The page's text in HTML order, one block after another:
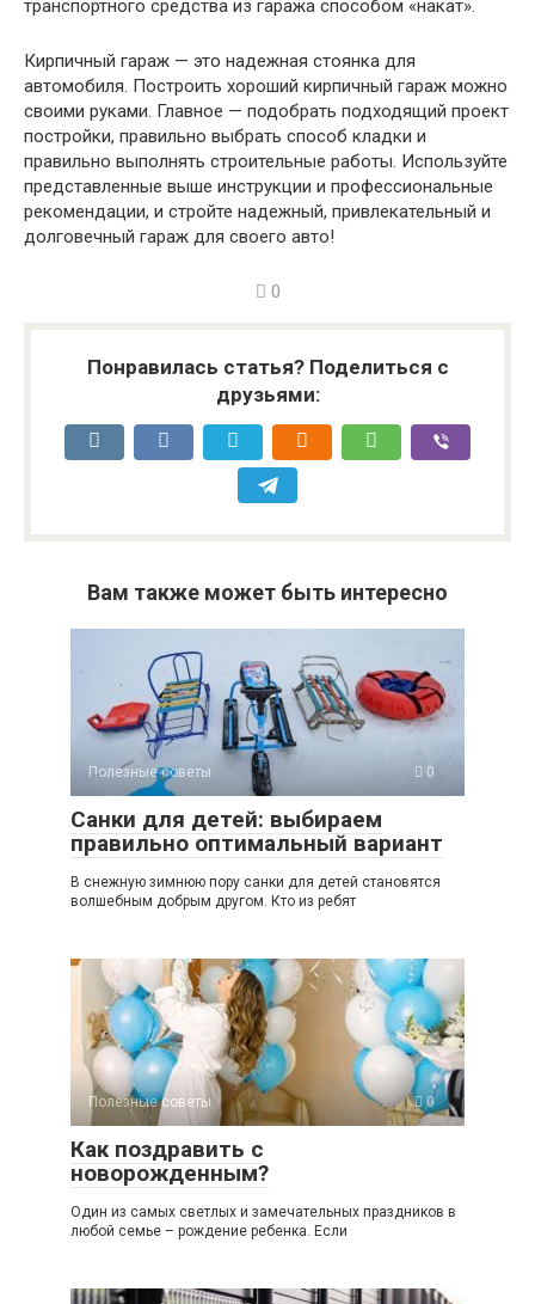
транспортного средства из гаража способом «накат».
Кирпичный гараж — это надежная стоянка для
автомобиля. Построить хороший кирпичный гараж можно
своими руками. Главное — подобрать подходящий проект
постройки, правильно выбрать способ кладки и
правильно выполнять строительные работы. Используйте
представленные выше инструкции и профессиональные
рекомендации, и стройте надежный, привлекательный и
долговечный гараж для своего авто!
0
Понравилась статья? Поделиться с
друзьями:
Вам также может быть интересно
Полезные советы 0
Санки для детей: выбираем
правильно оптимальный вариант
В снежную зимнюю пору санки для детей становятся
волшебным добрым другом. Кто из ребят
Полезные советы 0
Как поздравить с
новорожденным?
Один из самых светлых и замечательных праздников в
любой семье – рождение ребенка. Если